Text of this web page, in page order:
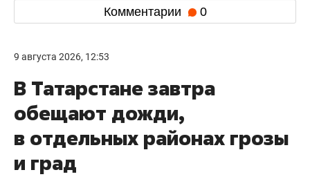
Комментарии 0
9 августа 2026, 12:53
В Татарстане завтра
обещают дожди,
в отдельных районах грозы
и град